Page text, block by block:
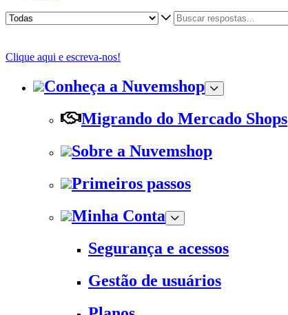
Clique aqui e escreva-nos!
Conheça a Nuvemshop
Migrando do Mercado Shops
Sobre a Nuvemshop
Primeiros passos
Minha Conta
Segurança e acessos
Gestão de usuários